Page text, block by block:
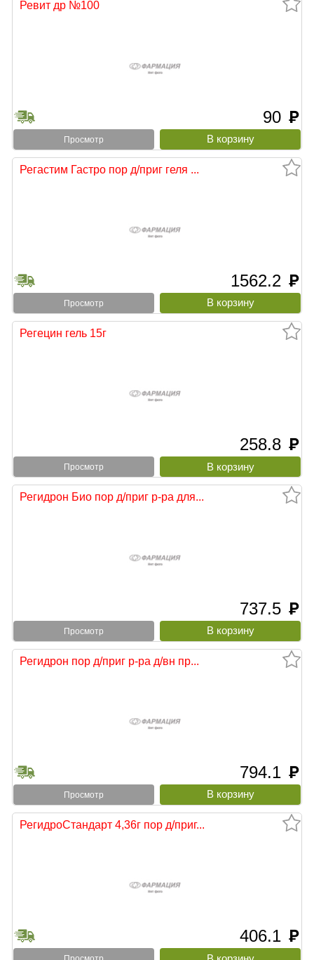
Ревит др №100
90 руб
Просмотр
Регастим Гастро пор д/приг геля ...
1562.2 руб
Просмотр
Регецин гель 15г
258.8 руб
Просмотр
Регидрон Био пор д/приг р-ра для...
737.5 руб
Просмотр
Регидрон пор д/приг р-ра д/вн пр...
794.1 руб
Просмотр
РегидроСтандарт 4,36г пор д/приг...
406.1 руб